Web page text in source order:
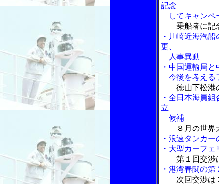
記念
してキャンペ
乗船者に記
・川崎近海汽
更、
人事異動
・中国運輸局
今後を考える
徳山下松港
・全日本海員
立
候補
８月の世界
・浪速タンカ
・大型カーフ
第１回交渉
・港湾春闘の
次回交渉は